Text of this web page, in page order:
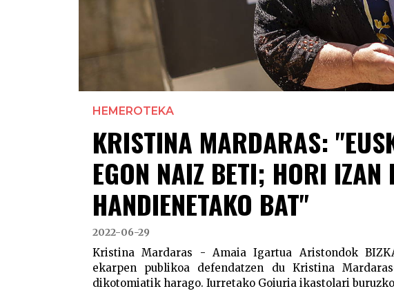
HEMEROTEKA
KRISTINA MARDARAS:
EGON NAIZ BETI; HORI IZAN
HANDIENETAKO BAT"
2022-06-29
Kristina Mardaras - Amaia Igartua Aristondok
ekarpen publikoa defendatzen du Kristina
dikotomiatik harago. Iurretako Goiuria ikastolari buruzko